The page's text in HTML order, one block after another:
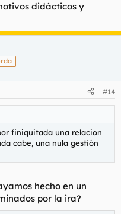
didácticos y
#14
finiquitada una relacion
cabe, una nula gestión
hecho en un
por la ira?